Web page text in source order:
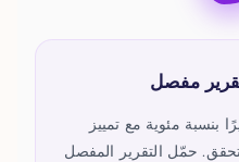
مفصل
بنسبة مئوية مع تمييز
حمّل التقرير المفصل